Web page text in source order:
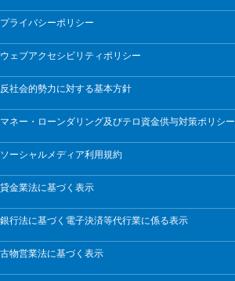
プライバシーポリシー
ウェブアクセシビリティポリシー
反社会的勢力に対する基本方針
マネー・ローンダリング及びテロ資金供与対策ポリシー
ソーシャルメディア利用規約
貸金業法に基づく表示
銀行法に基づく電子決済等代行業に係る表示
古物営業法に基づく表示